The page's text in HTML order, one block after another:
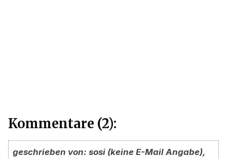
Kommentare (2):
geschrieben von: sosi (keine E-Mail Angabe),